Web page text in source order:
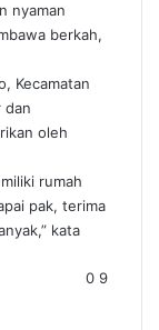
nyaman
berkah,
Kecamatan
dan
oleh
rumah
pak, terima
kata
0 9